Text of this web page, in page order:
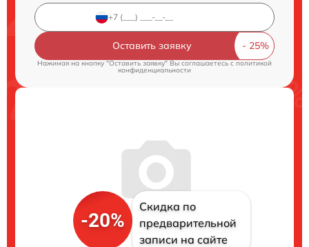
Оставить заявку
Нажимая на кнопку "Оставить заявку" Вы соглашаетесь cполитикой
конфиденциальности
-20%
Скидка по
предварительной
записи на сайте